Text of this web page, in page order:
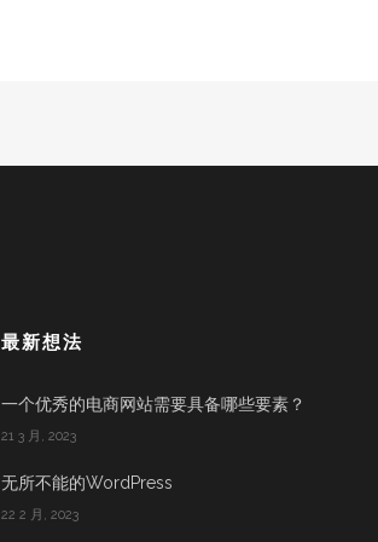
最新想法
一个优秀的电商网站需要具备哪些要素？
21 3 月, 2023
无所不能的WordPress
22 2 月, 2023